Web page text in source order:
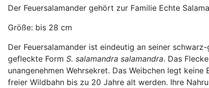
Der Feuersalamander gehört zur Familie Echte
Größe: bis 28 cm
Der Feuersalamander ist eindeutig an seiner
gefleckte Form S. salamandra salamandra. Das
unangenehmen Wehrsekret. Das Weibchen legt
freier Wildbahn bis zu 20 Jahre alt werden. Ihre